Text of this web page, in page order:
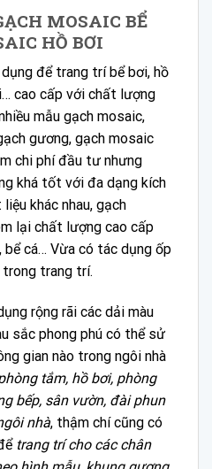
MOSAIC BỂ
HỒ BƠI
để trang trí bể bơi, hồ
cao cấp với chất lượng
mẫu gạch mosaic,
gương, gạch mosaic
chi phí đầu tư nhưng
khá tốt với đa dạng kích
khác nhau, gạch
lại chất lượng cao cấp
bể cá… Vừa có tác dụng ốp
trong trang trí.
rộng rãi các dải màu
sắc phong phú có thể sử
gian nào trong ngôi nhà
tắm, hồ bơi, phòng
bếp, sân vườn, đài phun
nhà, thậm chí cũng có
trang trí cho các chân